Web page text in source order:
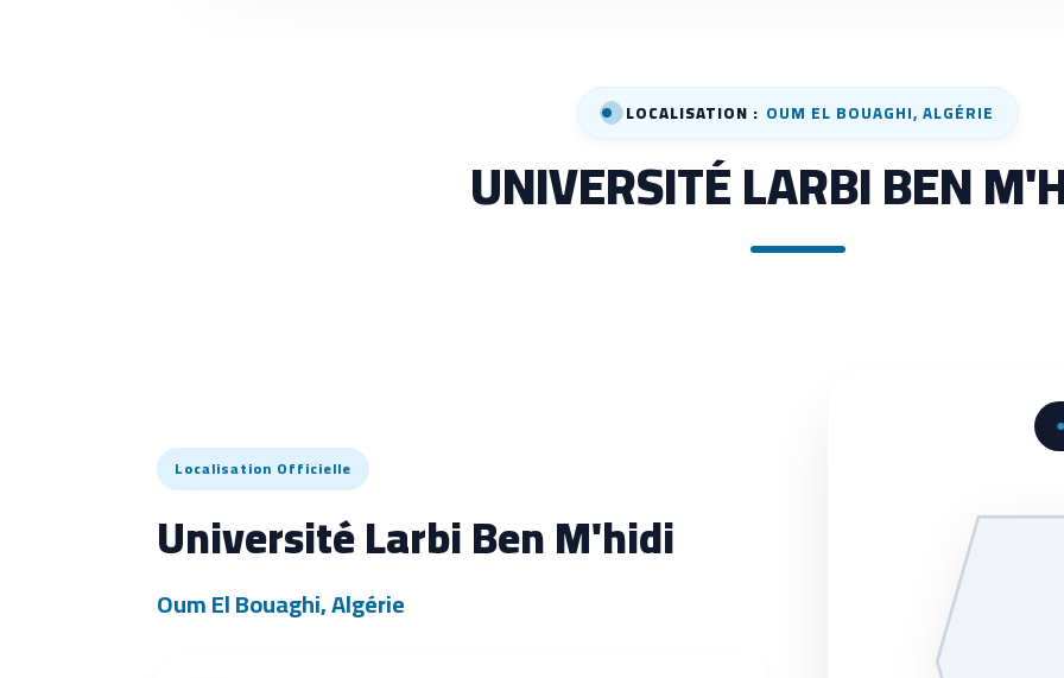
LOCALISATION : OUM EL BOUAGHI, ALGÉRIE
UNIVERSITÉ LARBI BEN
Localisation Officielle
Université Larbi Ben M'hidi
Oum El Bouaghi, Algérie